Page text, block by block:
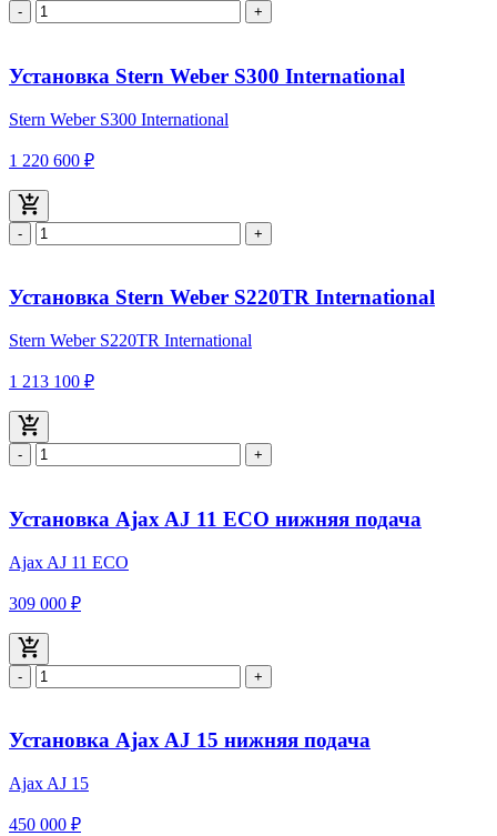
- +
Установка Stern Weber S300 International
Stern Weber S300 International
1 220 600 ₽
- +
Установка Stern Weber S220TR International
Stern Weber S220TR International
1 213 100 ₽
- +
Установка Ajax AJ 11 ECO нижняя подача
Ajax AJ 11 ECO
309 000 ₽
- +
Установка Ajax AJ 15 нижняя подача
Ajax AJ 15
450 000 ₽